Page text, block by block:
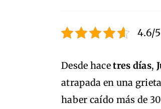
4.6/
Desde hacetres días,
atrapada en una
haber caído más de